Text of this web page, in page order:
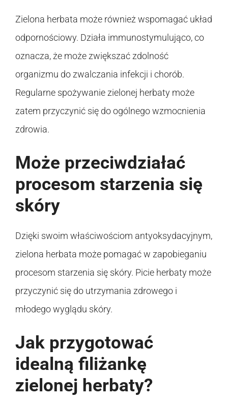
Zielona herbata może również wspomagać układ
odpornościowy. Działa immunostymulująco, co
oznacza, że może zwiększać zdolność
organizmu do zwalczania infekcji i chorób.
Regularne spożywanie zielonej herbaty może
zatem przyczynić się do ogólnego wzmocnienia
zdrowia.
Może przeciwdziałać
procesom starzenia się
skóry
Dzięki swoim właściwościom antyoksydacyjnym,
zielona herbata może pomagać w zapobieganiu
procesom starzenia się skóry. Picie herbaty może
przyczynić się do utrzymania zdrowego i
młodego wyglądu skóry.
Jak przygotować
idealną filiżankę
zielonej herbaty?